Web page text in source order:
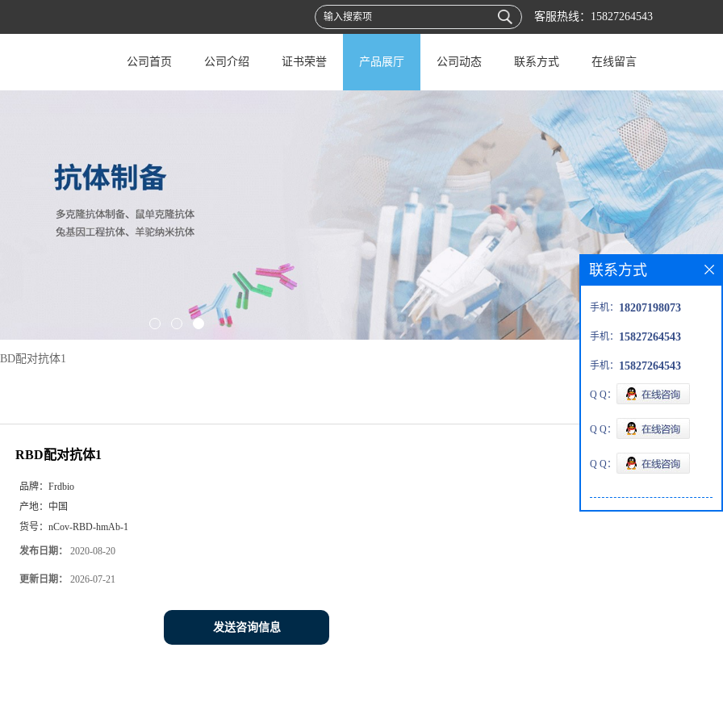
客服热线： 15827264543
公司首页 公司介绍 证书荣誉 产品展厅 公司动态 联系方式 在线留言
配对抗体1
RBD配对抗体1
品牌： Frdbio
产地： 中国
货号： nCov-RBD-hmAb-1
发布日期： 2020-08-20
更新日期： 2026-07-21
发送咨询信息
联系方式
手机： 18207198073
手机： 15827264543
手机： 15827264543
Q Q：
Q Q：
Q Q：